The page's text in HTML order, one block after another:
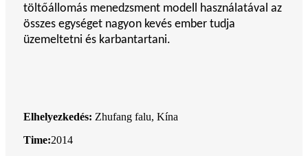
töltőállomás menedzsment modell használatával az
összes egységet nagyon kevés ember tudja
üzemeltetni és karbantartani.
Elhelyezkedés: Zhufang falu, Kína
Time:2014